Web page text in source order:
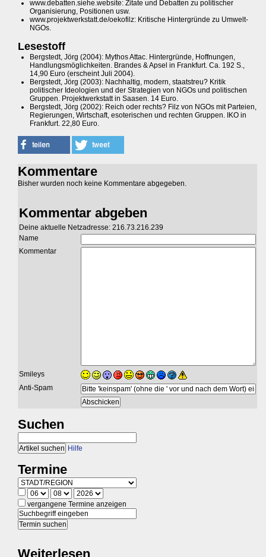
www.debatten.siehe.website: Zitate und Debatten zu politischer
Organisierung, Positionen usw.
www.projektwerkstatt.de/oekofilz: Kritische Hintergründe zu Umwelt-
NGOs.
Lesestoff
Bergstedt, Jörg (2004): Mythos Attac. Hintergründe, Hoffnungen,
Handlungsmöglichkeiten. Brandes & Apsel in Frankfurt. Ca. 192 S.,
14,90 Euro (erscheint Juli 2004).
Bergstedt, Jörg (2003): Nachhaltig, modern, staatstreu? Kritik
politischer Ideologien und der Strategien von NGOs und politischen
Gruppen. Projektwerkstatt in Saasen. 14 Euro.
Bergstedt, Jörg (2002): Reich oder rechts? Filz von NGOs mit Parteien,
Regierungen, Wirtschaft, esoterischen und rechten Gruppen. IKO in
Frankfurt. 22,80 Euro.
Kommentare
Bisher wurden noch keine Kommentare abgegeben.
Kommentar abgeben
Deine aktuelle Netzadresse: 216.73.216.239
Name
Kommentar
Smileys
Anti-Spam
Suchen
Hilfe
Termine
vergangene Termine anzeigen
Weiterlesen